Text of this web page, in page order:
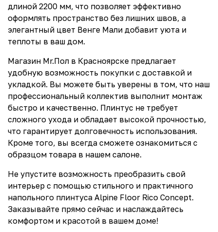
длиной 2200 мм, что позволяет эффективно
оформлять пространство без лишних швов, а
элегантный цвет Венге Мали добавит уюта и
теплоты в ваш дом.
Магазин Mr.Пол в Красноярске предлагает
удобную возможность покупки с доставкой и
укладкой. Вы можете быть уверены в том, что наш
профессиональный коллектив выполнит монтаж
быстро и качественно. Плинтус не требует
сложного ухода и обладает высокой прочностью,
что гарантирует долговечность использования.
Кроме того, вы всегда сможете ознакомиться с
образцом товара в нашем салоне.
Не упустите возможность преобразить свой
интерьер с помощью стильного и практичного
напольного плинтуса Alpine Floor Rico Concept.
Заказывайте прямо сейчас и наслаждайтесь
комфортом и красотой в вашем доме!